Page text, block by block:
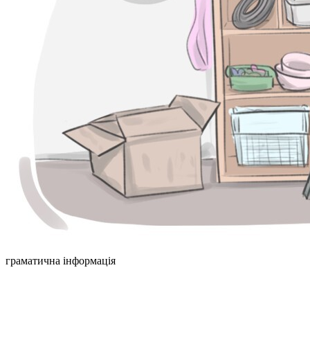
граматична інформація